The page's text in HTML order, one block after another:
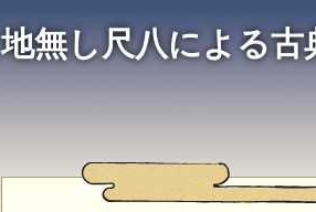
地無し尺八による古